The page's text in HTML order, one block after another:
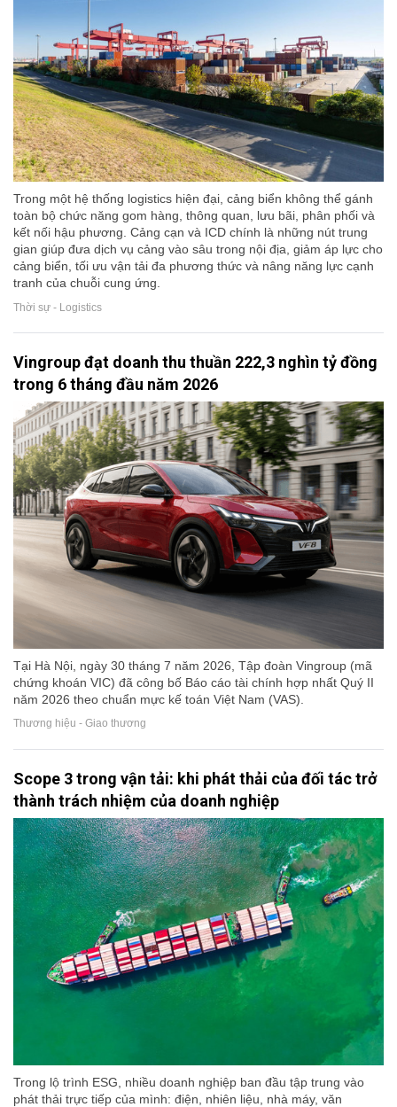
Trong một hệ thống logistics hiện đại, cảng biển không thể gánh
toàn bộ chức năng gom hàng, thông quan, lưu bãi, phân phối và
kết nối hậu phương. Cảng cạn và ICD chính là những nút trung
gian giúp đưa dịch vụ cảng vào sâu trong nội địa, giảm áp lực cho
cảng biển, tối ưu vận tải đa phương thức và nâng năng lực cạnh
tranh của chuỗi cung ứng.
Thời sự - Logistics
Vingroup đạt doanh thu thuần 222,3 nghìn tỷ đồng
trong 6 tháng đầu năm 2026
Tại Hà Nội, ngày 30 tháng 7 năm 2026, Tập đoàn Vingroup (mã
chứng khoán VIC) đã công bố Báo cáo tài chính hợp nhất Quý II
năm 2026 theo chuẩn mực kế toán Việt Nam (VAS).
Thương hiệu - Giao thương
Scope 3 trong vận tải: khi phát thải của đối tác trở
thành trách nhiệm của doanh nghiệp
Trong lộ trình ESG, nhiều doanh nghiệp ban đầu tập trung vào
phát thải trực tiếp của mình: điện, nhiên liệu, nhà máy, văn